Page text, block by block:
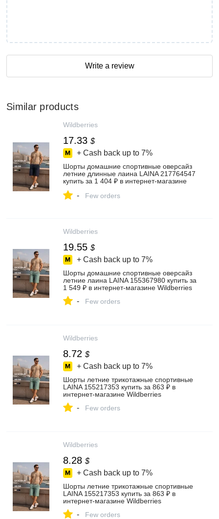
Write a review
Similar products
Wildberries
17.33 $
+ Cash back up to 7%
Шорты домашние спортивные оверсайз
летние длинные лаина LAINA 217764547
купить за 1 404 ₽ в интернет‑магазине
- Few orders
Wildberries
19.55 $
+ Cash back up to 7%
Шорты домашние спортивные оверсайз
летние лаина LAINA 155367980 купить за
1 549 ₽ в интернет‑магазине Wildberries
- Few orders
Wildberries
8.72 $
+ Cash back up to 7%
Шорты летние трикотажные спортивные
LAINA 155217353 купить за 863 ₽ в
интернет‑магазине Wildberries
- Few orders
Wildberries
8.28 $
+ Cash back up to 7%
Шорты летние трикотажные спортивные
LAINA 155217353 купить за 863 ₽ в
интернет‑магазине Wildberries
- Few orders